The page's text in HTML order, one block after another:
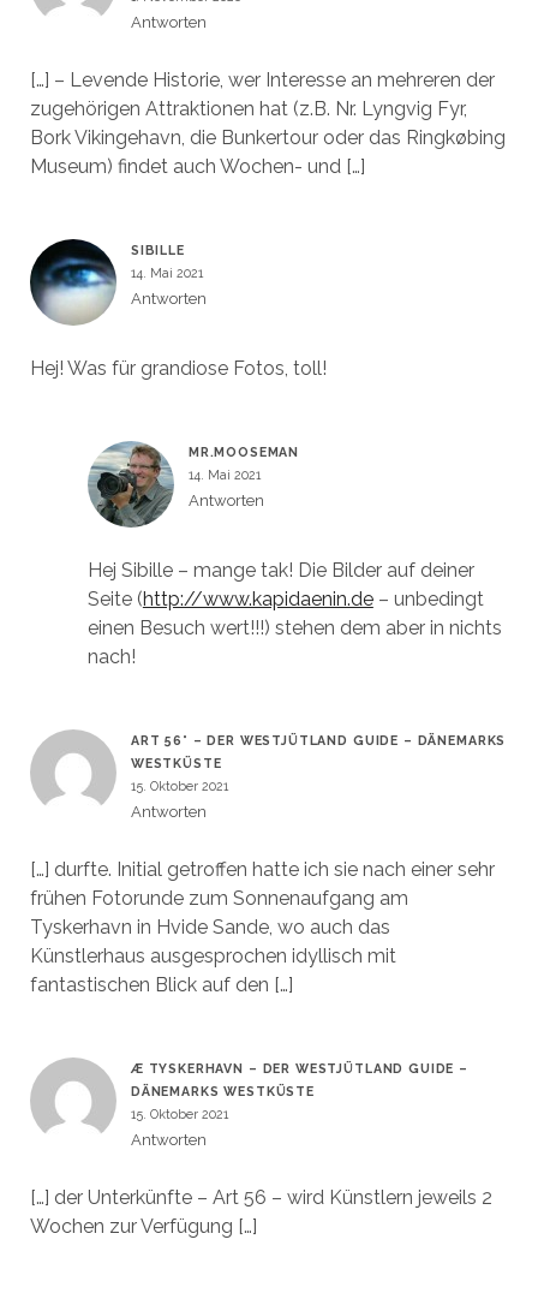
Antworten
[…] – Levende Historie, wer Interesse an mehreren der
zugehörigen Attraktionen hat (z.B. Nr. Lyngvig Fyr,
Bork Vikingehavn, die Bunkertour oder das Ringkøbing
Museum) findet auch Wochen- und […]
SIBILLE
14. Mai 2021
Antworten
Hej! Was für grandiose Fotos, toll!
MR.MOOSEMAN
14. Mai 2021
Antworten
Hej Sibille – mange tak! Die Bilder auf deiner
Seite (http://www.kapidaenin.de– unbedingt
einen Besuch wert!!!) stehen dem aber in nichts
nach!
ART 56° – DER WESTJÜTLAND GUIDE – DÄNEMARKS
WESTKÜSTE
15. Oktober 2021
Antworten
[…] durfte. Initial getroffen hatte ich sie nach einer sehr
frühen Fotorunde zum Sonnenaufgang am
Tyskerhavn in Hvide Sande, wo auch das
Künstlerhaus ausgesprochen idyllisch mit
fantastischen Blick auf den […]
Æ TYSKERHAVN – DER WESTJÜTLAND GUIDE –
DÄNEMARKS WESTKÜSTE
15. Oktober 2021
Antworten
[…] der Unterkünfte – Art 56 – wird Künstlern jeweils 2
Wochen zur Verfügung […]